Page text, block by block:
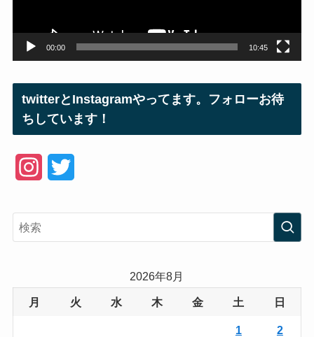
00:00 10:45
twitterとInstagramやってます。フォローお待
ちしています！
e
2026年8月
月 火 水 木 金 土 日
1 2